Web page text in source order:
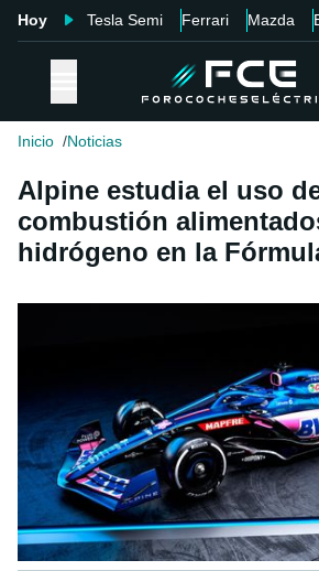
Hoy Tesla Semi Ferrari Mazda
Inicio Noticias
Alpine estudia el uso
combustión
hidrógeno en la